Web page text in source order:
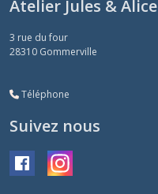
Atelier Jules & Alice
3 rue du four
28310 Gommerville
Téléphone
Suivez nous